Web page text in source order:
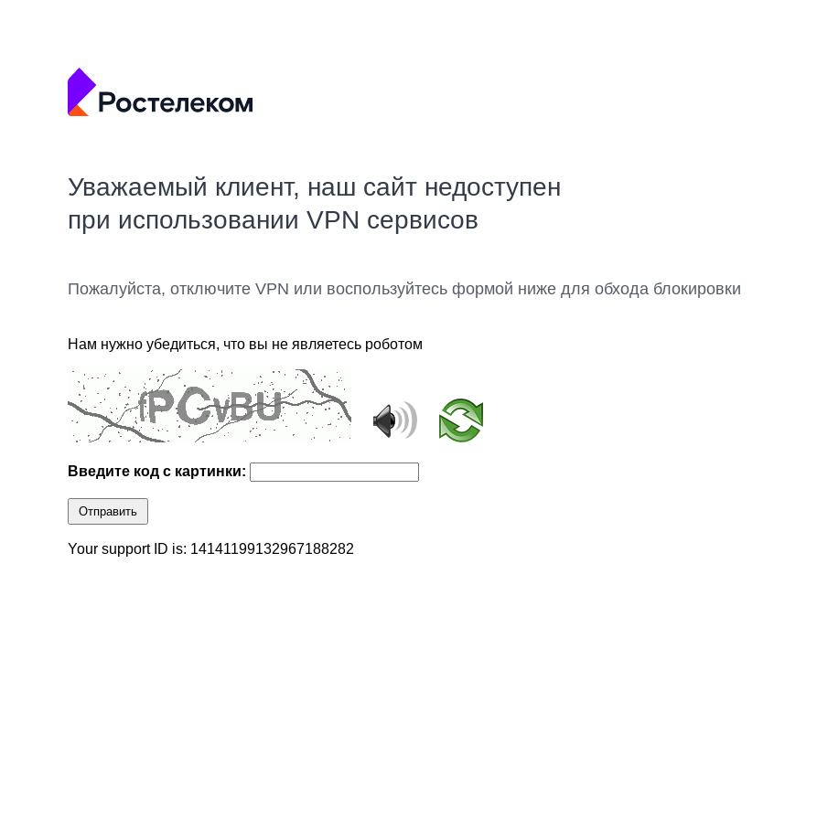
Уважаемый клиент, наш сайт недоступен
при использовании VPN сервисов
Пожалуйста, отключите VPN или воспользуйтесь формой ниже для обхода блокировки
Нам нужно убедиться, что вы не являетесь роботом
Введите код с картинки:
Отправить
Your support ID is: 14141199132967188282